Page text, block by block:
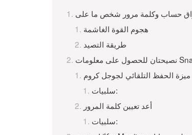
هجوم القوة الغاشمة
طريقة التصيد
ميزة الحفظ التلقائي لجوجل كروم
سلبيات:
أعد تعيين كلمة المرور
سلبيات: